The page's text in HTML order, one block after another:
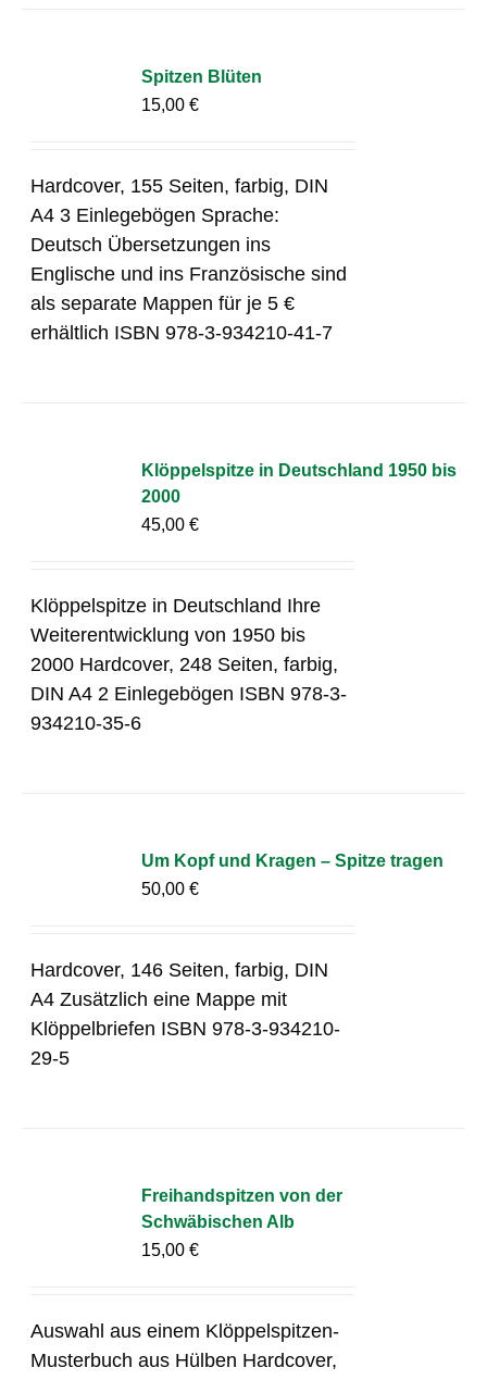
Spitzen Blüten
15,00€
Hardcover, 155 Seiten, farbig, DIN
A4 3 Einlegebögen Sprache:
Deutsch Übersetzungen ins
Englische und ins Französische sind
als separate Mappen für je 5 €
erhältlich ISBN 978-3-934210-41-7
Klöppelspitze in Deutschland 1950 bis
2000
45,00€
Klöppelspitze in Deutschland Ihre
Weiterentwicklung von 1950 bis
2000 Hardcover, 248 Seiten, farbig,
DIN A4 2 Einlegebögen ISBN 978-3-
934210-35-6
Um Kopf und Kragen – Spitze tragen
50,00€
Hardcover, 146 Seiten, farbig, DIN
A4 Zusätzlich eine Mappe mit
Klöppelbriefen ISBN 978-3-934210-
29-5
Freihandspitzen von der
Schwäbischen Alb
15,00€
Auswahl aus einem Klöppelspitzen-
Musterbuch aus Hülben Hardcover,